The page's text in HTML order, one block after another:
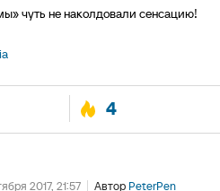
чуть не наколдовали сенсацию!
4
2017, 21:57 Автор PeterPen